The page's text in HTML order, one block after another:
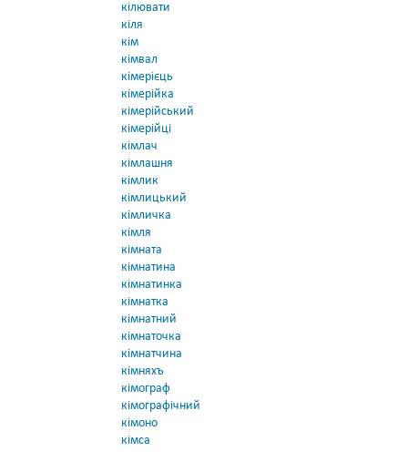
кілювати
кіля
кім
кімвал
кімерієць
кімерійка
кімерійський
кімерійці
кімлач
кімлашня
кімлик
кімлицький
кімличка
кімля
кімната
кімнатина
кімнатинка
кімнатка
кімнатний
кімнаточка
кімнатчина
кімняхъ
кімограф
кімографічний
кімоно
кімса